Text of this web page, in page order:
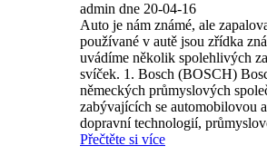
admin dne 20-04-16
Auto je nám známé, ale
používané v autě jsou zřídka
uvádíme několik spolehlivých
svíček. 1. Bosch (BOSCH)
německých průmyslových
zabývajících se automobilovou
dopravní technologií,
Přečtěte si více